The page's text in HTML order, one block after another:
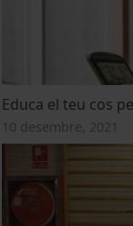
Educa el teu cos
10 desembre, 2021